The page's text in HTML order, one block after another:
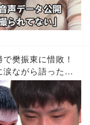
樊振東に惜敗！
ながら語った中
崩壊する現在に